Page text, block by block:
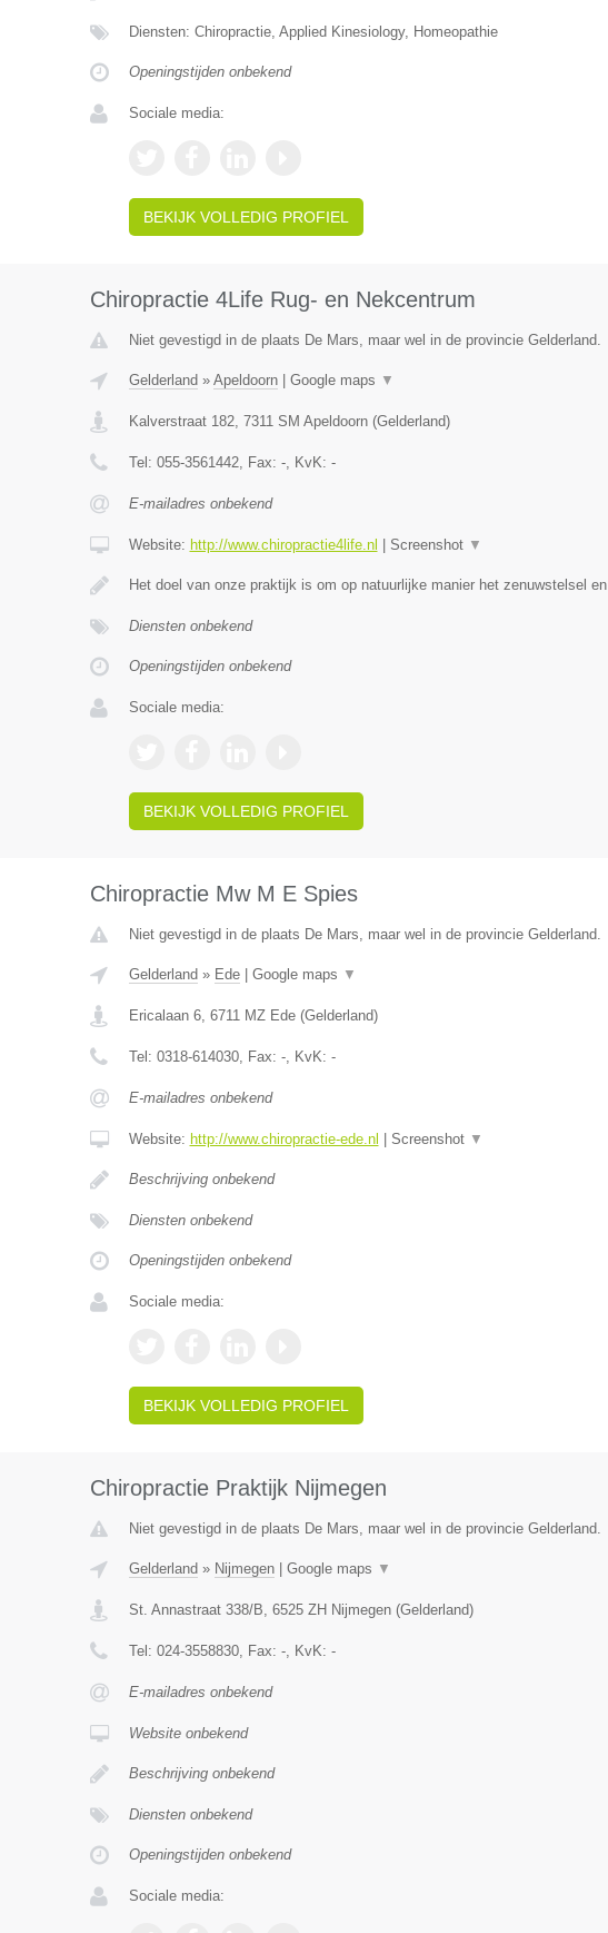
Diensten: Chiropractie, Applied Kinesiology, Homeopathie
Openingstijden onbekend
Sociale media:
BEKIJK VOLLEDIG PROFIEL
Chiropractie 4Life Rug- en Nekcentrum
Niet gevestigd in de plaats De Mars, maar wel in de provincie Gelderland.
Gelderland » Apeldoorn| Google maps ▼
Kalverstraat 182, 7311 SM Apeldoorn(Gelderland)
Tel: 055-3561442, Fax: -, KvK: -
E-mailadres onbekend
Website: http://www.chiropractie4life.nl Screenshot ▼
Het doel van onze praktijk is om op natuurlijke manier het zenuwstelsel en
Diensten onbekend
Openingstijden onbekend
Sociale media:
BEKIJK VOLLEDIG PROFIEL
Chiropractie Mw M E Spies
Niet gevestigd in de plaats De Mars, maar wel in de provincie Gelderland.
Gelderland » Ede| Google maps ▼
Ericalaan 6, 6711 MZ Ede(Gelderland)
Tel: 0318-614030, Fax: -, KvK: -
E-mailadres onbekend
Website: http://www.chiropractie-ede.nl Screenshot ▼
Beschrijving onbekend
Diensten onbekend
Openingstijden onbekend
Sociale media:
BEKIJK VOLLEDIG PROFIEL
Chiropractie Praktijk Nijmegen
Niet gevestigd in de plaats De Mars, maar wel in de provincie Gelderland.
Gelderland » Nijmegen| Google maps ▼
St. Annastraat 338/B, 6525 ZH Nijmegen(Gelderland)
Tel: 024-3558830, Fax: -, KvK: -
E-mailadres onbekend
Website onbekend
Beschrijving onbekend
Diensten onbekend
Openingstijden onbekend
Sociale media: